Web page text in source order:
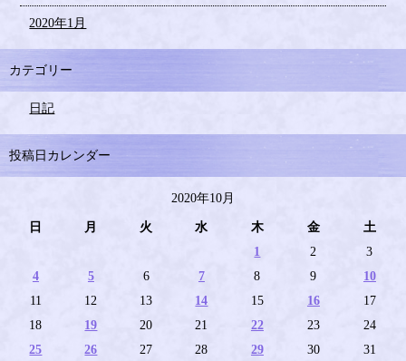
2020年1月
カテゴリー
日記
投稿日カレンダー
2020年10月
日 月 火 水 木 金
土
1
2
3
4
5 6 7 8 9
10
11
12 13 14 15 16
17
18
19 20 21 22 23
24
25
26 27 28 29 30 31